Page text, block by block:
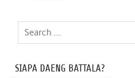
SIAPA DAENG BATTALA?